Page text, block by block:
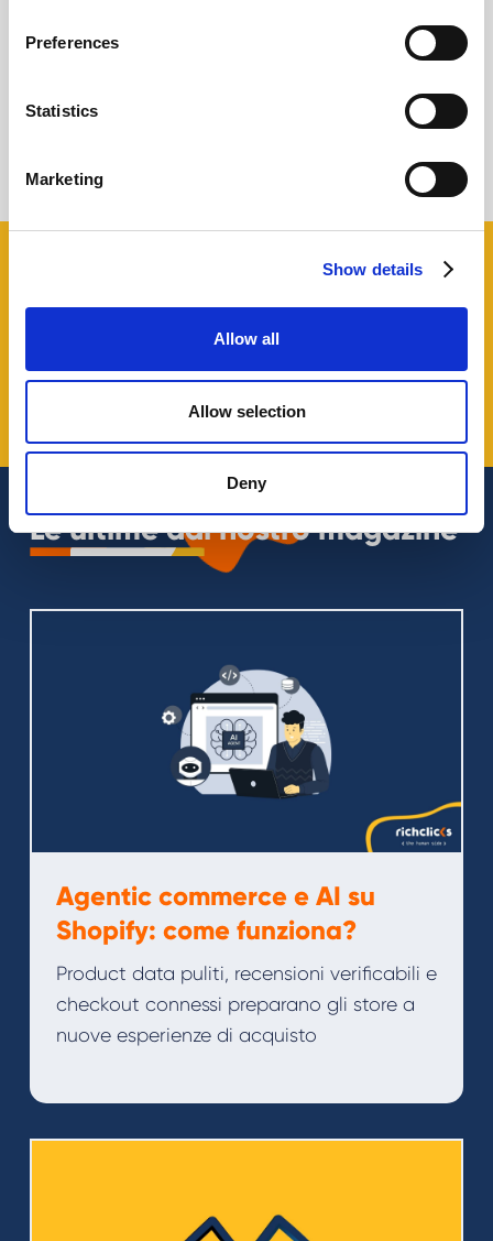
Preferences
Statistics
Marketing
Show details
Allow all
Allow selection
Deny
Rick DuFer
Share this!
Le ultime dal nostro magazine
Agentic commerce e AI su
Shopify: come funziona?
Product data puliti, recensioni verificabili e
checkout connessi preparano gli store a
nuove esperienze di acquisto